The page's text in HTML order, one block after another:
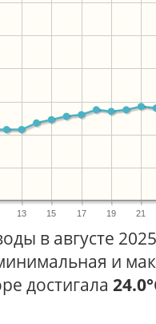
13 15 17 19 21
в августе
и
достигала